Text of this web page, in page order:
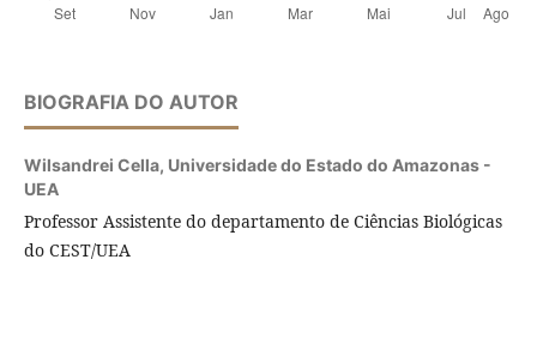
BIOGRAFIA DO AUTOR
Wilsandrei Cella, Universidade do Estado do Amazonas -
UEA
Professor Assistente do departamento de Ciências Biológicas
do CEST/UEA